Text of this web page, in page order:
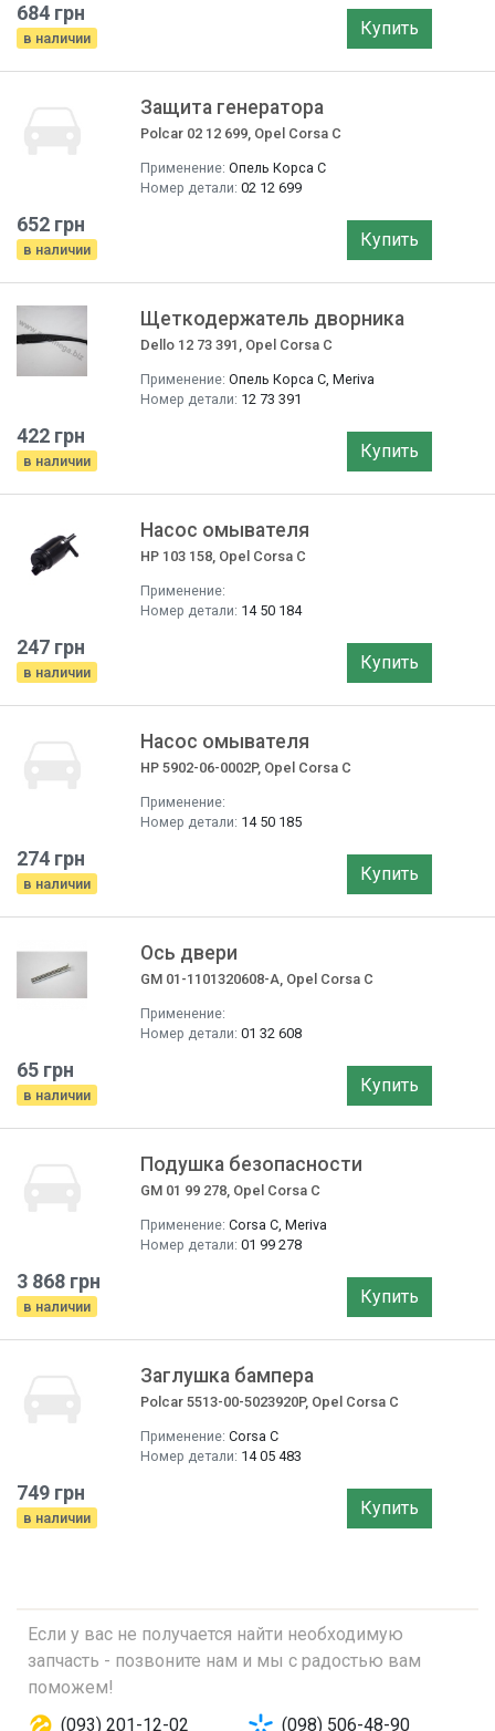
684 грн
в наличии Купить
Защита генератора
Polcar 02 12 699, Opel Corsa C
Применение: Опель Корса С
Номер детали: 02 12 699
652 грн
в наличии Купить
Щеткодержатель дворника
Dello 12 73 391, Opel Corsa C
Применение: Опель Корса С, Meriva
Номер детали: 12 73 391
422 грн
в наличии Купить
Насос омывателя
HP 103 158, Opel Corsa C
Применение:
Номер детали: 14 50 184
247 грн
в наличии Купить
Насос омывателя
HP 5902-06-0002P, Opel Corsa C
Применение:
Номер детали: 14 50 185
274 грн
в наличии Купить
Ось двери
GM 01-1101320608-A, Opel Corsa C
Применение:
Номер детали: 01 32 608
65 грн
в наличии Купить
Подушка безопасности
GM 01 99 278, Opel Corsa C
Применение: Corsa С, Meriva
Номер детали: 01 99 278
3 868 грн
в наличии Купить
Заглушка бампера
Polcar 5513-00-5023920P, Opel Corsa C
Применение: Corsa С
Номер детали: 14 05 483
749 грн
в наличии Купить
Если у вас не получается найти необходимую
запчасть - позвоните нам и мы с радостью вам
поможем!
(093) 201-12-02
(098) 506-48-90